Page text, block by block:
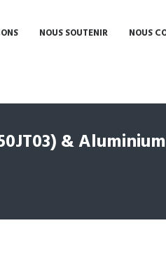
NOUS SOUTENIR NOUS
&